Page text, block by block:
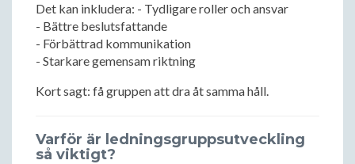
Det kan inkludera: - Tydligare roller och ansvar
- Bättre beslutsfattande
- Förbättrad kommunikation
- Starkare gemensam riktning
Kort sagt: få gruppen att dra åt samma håll.
Varför är ledningsgruppsutveckling
så viktigt?